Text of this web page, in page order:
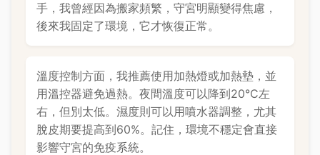
手，我曾經因為搬家頻繁，守宮明顯變得焦慮，
後來我固定了環境，它才恢復正常。
溫度控制方面，我推薦使用加熱燈或加熱墊，並
用溫控器避免過熱。夜間溫度可以降到20°C左
右，但別太低。濕度則可以用噴水器調整，尤其
脫皮期要提高到60%。記住，環境不穩定會直接
影響守宮的免疫系統。